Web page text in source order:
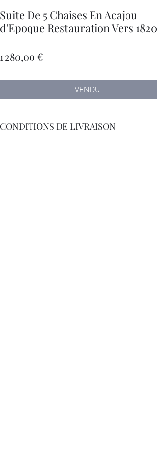
Suite De 5 Chaises En Acajou
d'Epoque Restauration Vers 1820
1 280,00 €
VENDU
CONDITIONS DE LIVRAISON